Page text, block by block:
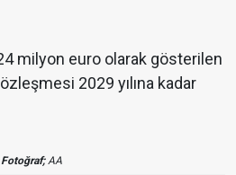
milyon euro olarak gösterilen
2029 yılına kadar
Fotoğraf;AA